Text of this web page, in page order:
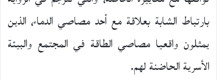
بارتباط الشابة بعلاقة مع أحد مصاصي الدماء، الذين
يمثلون واقعيا مصاصي الطاقة في المجتمع والبيئة
الأسرية الحاضنة لهم.